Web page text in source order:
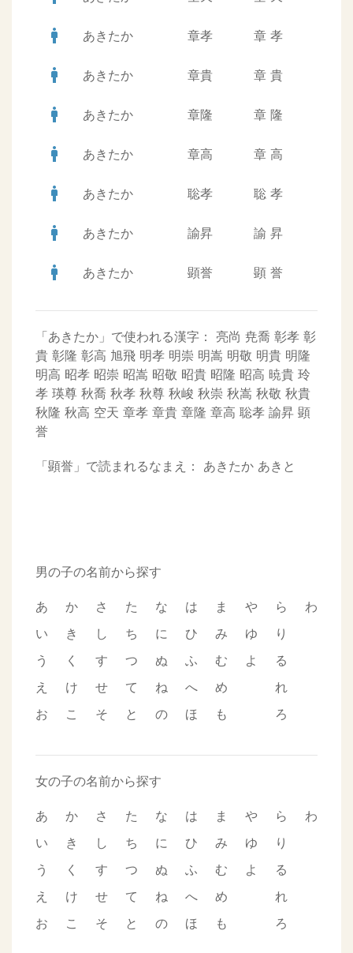
man あきたか 章孝 章 孝
man あきたか 章貴 章 貴
man あきたか 章隆 章 隆
man あきたか 章高 章 高
man あきたか 聡孝 聡 孝
man あきたか 諭昇 諭 昇
man あきたか 顕誉 顕 誉
「あきたか」で使われる漢字： 亮尚 尭喬 彰孝 彰
貴 彰隆 彰高 旭飛 明孝 明崇 明嵩 明敬 明貴 明隆
明高 昭孝 昭崇 昭嵩 昭敬 昭貴 昭隆 昭高 暁貴 玲
孝 瑛尊 秋喬 秋孝 秋尊 秋峻 秋崇 秋嵩 秋敬 秋貴
秋隆 秋高 空天 章孝 章貴 章隆 章高 聡孝 諭昇 顕
誉
「顕誉」で読まれるなまえ： あきたか あきと
男の子の名前から探す
あ
い
う
え
お
か
き
く
け
こ
さ
し
す
せ
そ
た
ち
つ
て
と
な
に
ぬ
ね
の
は
ひ
ふ
へ
ほ
ま
み
む
め
も
や
ゆ
よ
ら
り
る
れ
ろ
わ
女の子の名前から探す
あ
い
う
え
お
か
き
く
け
こ
さ
し
す
せ
そ
た
ち
つ
て
と
な
に
ぬ
ね
の
は
ひ
ふ
へ
ほ
ま
み
む
め
も
や
ゆ
よ
ら
り
る
れ
ろ
わ